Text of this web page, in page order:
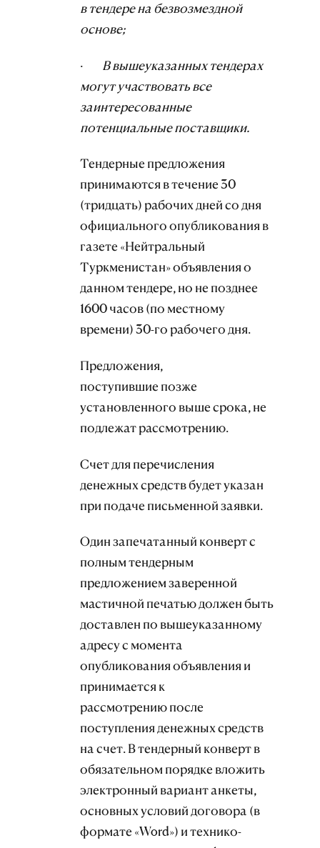
в тендере на безвозмездной
основе;
· В вышеуказанных тендерах
могут участвовать все
заинтересованные
потенциальные поставщики.
Тендерные предложения
принимаются в течение 30
(тридцать) рабочих дней со дня
официального опубликования в
газете «Нейтральный
Туркменистан» объявления о
данном тендере, но не позднее
1600 часов (по местному
времени) 30-го рабочего дня.
Предложения,
поступившие позже
установленного выше срока, не
подлежат рассмотрению.
Счет для перечисления
денежных средств будет указан
при подаче письменной заявки.
Один запечатанный конверт с
полным тендерным
предложением заверенной
мастичной печатью должен быть
доставлен по вышеуказанному
адресу с момента
опубликования объявления и
принимается к
рассмотрению после
поступления денежных средств
на счет. В тендерный конверт в
обязательном порядке вложить
электронный вариант анкеты,
основных условий договора (в
формате «Word») и технико-